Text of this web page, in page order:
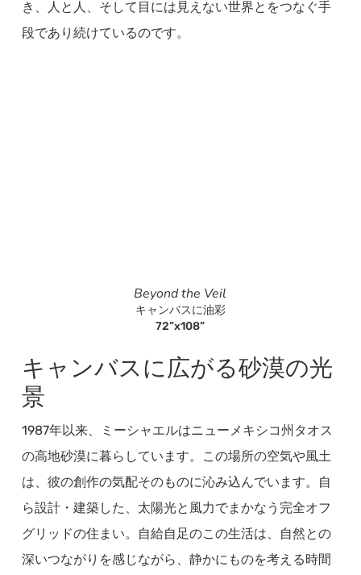
き、人と人、そして目には見えない世界とをつなぐ手
段であり続けているのです。
Beyond the Veil
キャンバスに油彩
72”x108”
キャンバスに広がる砂漠の光
景
1987年以来、ミーシャエルはニューメキシコ州タオス
の高地砂漠に暮らしています。この場所の空気や風土
は、彼の創作の気配そのものに沁み込んでいます。自
ら設計・建築した、太陽光と風力でまかなう完全オフ
グリッドの住まい。自給自足のこの生活は、自然との
深いつながりを感じながら、静かにものを考える時間